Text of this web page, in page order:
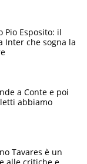
Pio Esposito: il
Inter che sogna la
a Conte e poi
abbiamo
Tavares è un